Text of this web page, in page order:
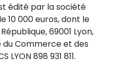
édité par la société
10 000 euros, dont le
69001 Lyon,
du Commerce et des
LYON 898 931 811.